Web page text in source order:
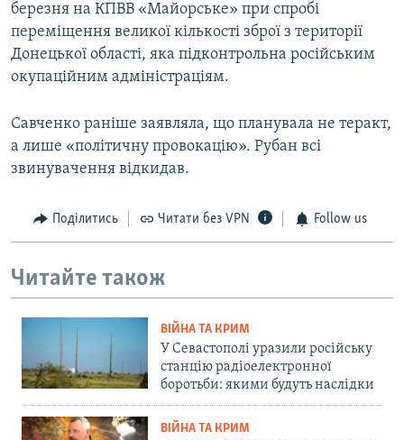
березня на КПВВ «Майорське» при спробі
переміщення великої кількості зброї з території
Донецької області, яка підконтрольна російським
окупаційним адміністраціям.
Савченко раніше заявляла, що планувала не теракт,
а лише «політичну провокацію». Рубан всі
звинувачення відкидав.
Поділитись Читати без VPN Follow us
Читайте також
ВІЙНА ТА КРИМ
У Севастополі уразили російську
станцію радіоелектронної
боротьби: якими будуть наслідки
ВІЙНА ТА КРИМ